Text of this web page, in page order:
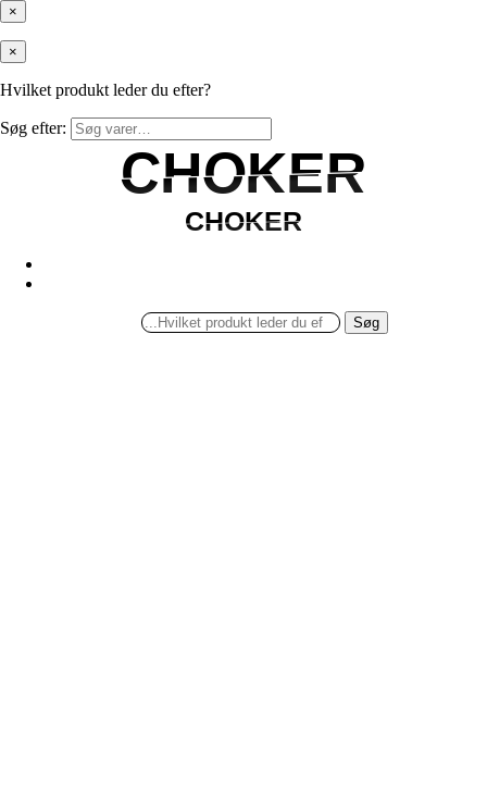
×
×
Hvilket produkt leder du efter?
Søg efter:
CHOKER
CHOKER
CHOKER
CHOKER
Søg